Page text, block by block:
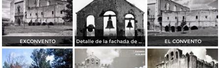
EXCONVENTO Detalle de la fachada de San Agustín Acolman EL CONVENTO